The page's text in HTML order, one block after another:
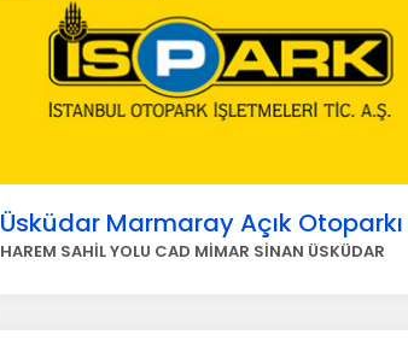
Üsküdar Marmaray Açık Otoparkı
HAREM SAHİL YOLU CAD MİMAR SİNAN ÜSKÜDAR